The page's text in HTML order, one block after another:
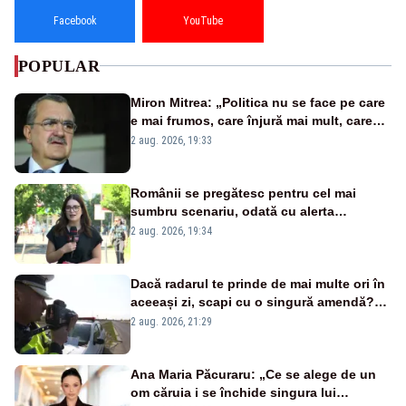
Facebook YouTube
POPULAR
Miron Mitrea: „Politica nu se face pe care
e mai frumos, care înjură mai mult, care
țipă mai tare, ci pe proiecte”
2 aug. 2026, 19:33
Românii se pregătesc pentru cel mai
sumbru scenariu, odată cu alerta
energetică
2 aug. 2026, 19:34
Dacă radarul te prinde de mai multe ori în
aceeași zi, scapi cu o singură amendă?
Ce spune legea
2 aug. 2026, 21:29
Ana Maria Păcuraru: „Ce se alege de un
om căruia i se închide singura lui